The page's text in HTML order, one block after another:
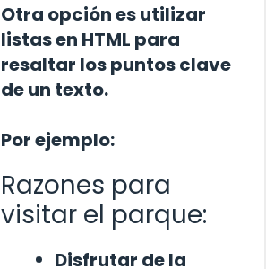
Otra opción es utilizar
listas en HTML para
resaltar los puntos clave
de un texto.
Por ejemplo:
Razones para
visitar el parque:
Disfrutar de la